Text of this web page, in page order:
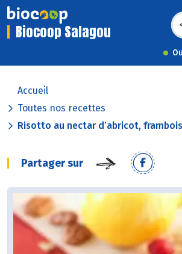
Biocoop Salagou
Accueil
Toutes nos recettes
Risotto au nectar d’abricot,
Partager sur